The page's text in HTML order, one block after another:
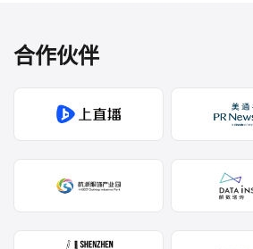
合作伙伴